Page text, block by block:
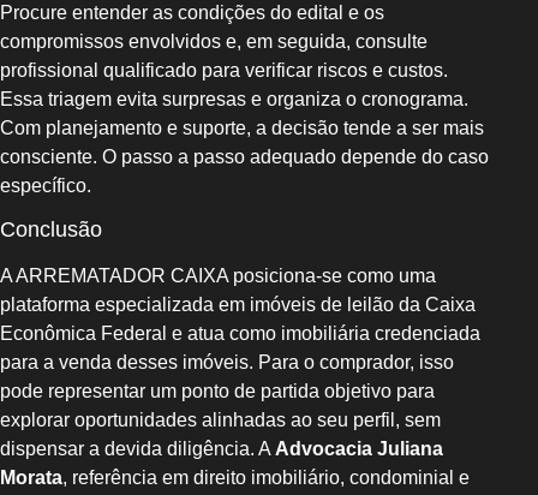
Procure entender as condições do edital e os
compromissos envolvidos e, em seguida, consulte
profissional qualificado para verificar riscos e custos.
Essa triagem evita surpresas e organiza o cronograma.
Com planejamento e suporte, a decisão tende a ser mais
consciente. O passo a passo adequado depende do caso
específico.
Conclusão
A ARREMATADOR CAIXA posiciona-se como uma
plataforma especializada em imóveis de leilão da Caixa
Econômica Federal e atua como imobiliária credenciada
para a venda desses imóveis. Para o comprador, isso
pode representar um ponto de partida objetivo para
explorar oportunidades alinhadas ao seu perfil, sem
dispensar a devida diligência. A Advocacia Juliana
Morata, referência em direito imobiliário, condominial e